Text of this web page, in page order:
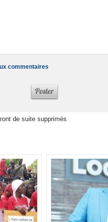
commentaires
de suite supprimés